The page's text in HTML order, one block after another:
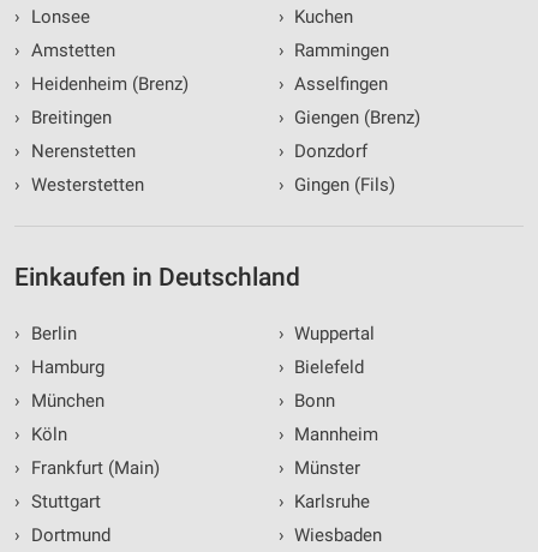
›
Lonsee
› Amstetten
›
Heidenheim (Brenz)
›
Breitingen
›
Nerenstetten
› Westerstetten
› Kuchen
› Rammingen
› Asselfingen
› Giengen (Brenz)
› Donzdorf
› Gingen (Fils)
Einkaufen in Deutschland
›
Berlin
›
Hamburg
›
München
›
Köln
›
Frankfurt (Main)
› Stuttgart
›
Dortmund
› Wuppertal
› Bielefeld
› Bonn
› Mannheim
› Münster
› Karlsruhe
› Wiesbaden